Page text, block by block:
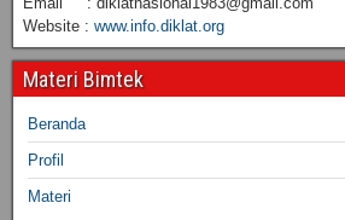
Website : www.info.diklat.org
Materi Bimtek
Beranda
Profil
Materi